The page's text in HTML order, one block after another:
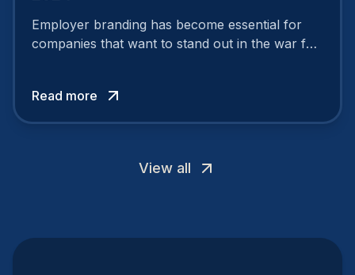
Employer branding has become essential for
companies that want to stand out in the war for
attract the best profiles.
Read more
View all